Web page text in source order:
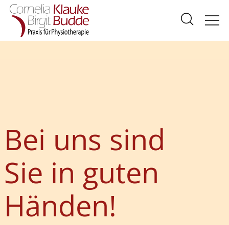
Bei uns sind
Sie in guten
Händen!